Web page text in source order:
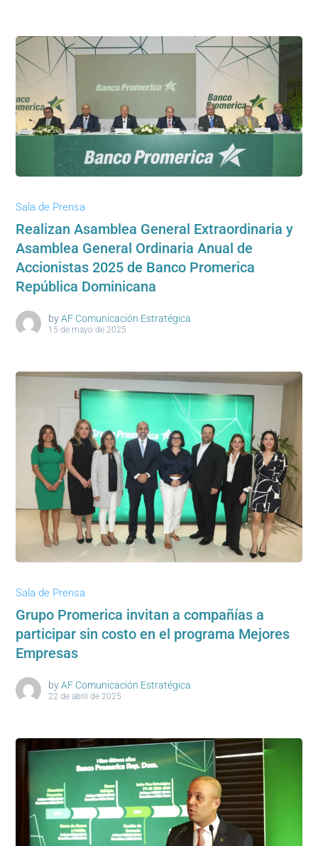
Sala de Prensa
Realizan Asamblea General Extraordinaria y
Asamblea General Ordinaria Anual de
Accionistas 2025 de Banco Promerica
República Dominicana
by AF Comunicación Estratégica
15 de mayo de 2025
Sala de Prensa
Grupo Promerica invitan a compañías a
participar sin costo en el programa Mejores
Empresas
by AF Comunicación Estratégica
22 de abril de 2025